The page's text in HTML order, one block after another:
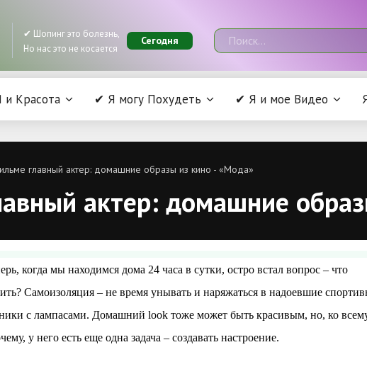
✔ Шопинг это болезнь,
Но нас это не косается
Сегодня
Красота ✔ Я могу Похудеть ✔ Я и мое Видео
главный актер: домашние образы из кино - «Мода»
актер: домашние
когда мы находимся дома 24 часа в сутки, остро встал вопрос – что
Самоизоляция – не время унывать и наряжаться в надоевшие
с лампасами. Домашний look тоже может быть красивым, но, ко
у него есть еще одна задача – создавать настроение.